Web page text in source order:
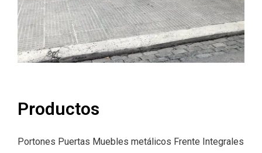
Productos
Portones Puertas Muebles metálicos Frente Integrales